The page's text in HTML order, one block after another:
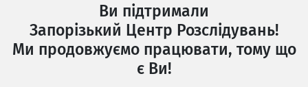
Ви підтримали
Запорізький Центр Розслідувань!
Ми продовжуємо працювати, тому що
є Ви!